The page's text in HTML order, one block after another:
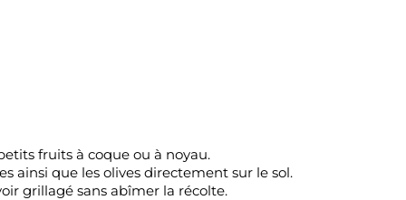
fruits à coque ou à noyau.
ainsi que les olives directement sur le sol.
grillagé sans abîmer la récolte.